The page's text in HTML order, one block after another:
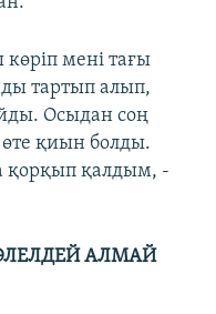
мені тағы
тартып алып,
Осыдан соң
қиын болды.
қорқып қалдым, -
АЛМАЙ